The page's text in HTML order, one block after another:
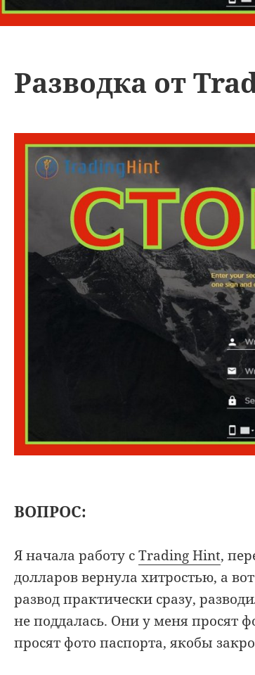
Разводка от
ВОПРОС:
Я начала работу сTrading Hint,
долларов вернула хитростью, а
развод практически сразу,
не поддалась. Они у меня просят
просят фото паспорта, якобы